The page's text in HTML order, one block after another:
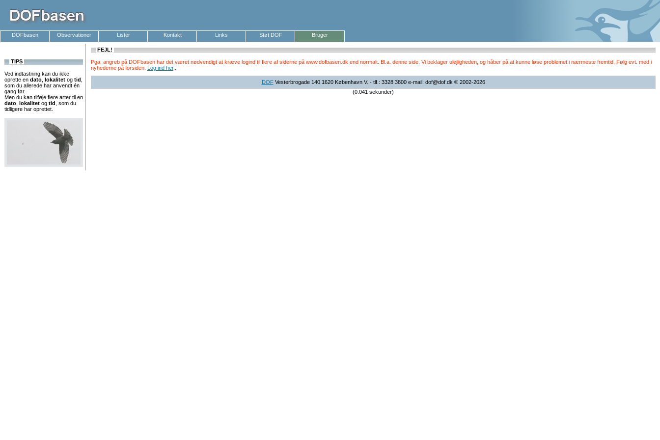
DOFbasen Observationer Lister Kontakt Links Støt DOF Bruger
TIPS
Ved indtastning kan du ikke
oprette en dato lokalitet og tid
som du allerede har anvendt én
gang før.
Men du kan tilføje flere arter til en
dato lokalitet og tid , som du
tidligere har oprettet.
FEJL!
Pga. angreb på DOFbasen har det været nødvendigt at kræve logind til flere af siderne på www.dofbasen.dk end normalt. Bl.a. denne side. Vi beklager ulejligheden, og håber på at kunne løse problemet i nærmeste fremtid. Følg evt. med i
nyhederne på forsiden. Log ind her.
DOFVesterbrogade 140 1620 København V. - tlf.: 3328 3800 e-mail: dof@dof.dk © 2002-2026
(0.041 sekunder)